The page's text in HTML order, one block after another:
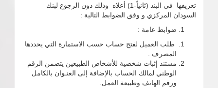
تعريفها فى البند (ثانياً-1) أعلاه وذلك دون الرجوع لبنك
السودان المركزي و وفق الضوابط التالية :
ضوابط عامة :
طلب العميل لفتح حساب حسب الاستمارة التي يحددها
المصرف .
مستند إثبات شخصية للأشخاص الطبيعين يتضمن الرقم
الوطني لمالك الحساب بالإضافة إلى العنـوان بالكامل
ورقم الهاتف وطبيعة العمل.